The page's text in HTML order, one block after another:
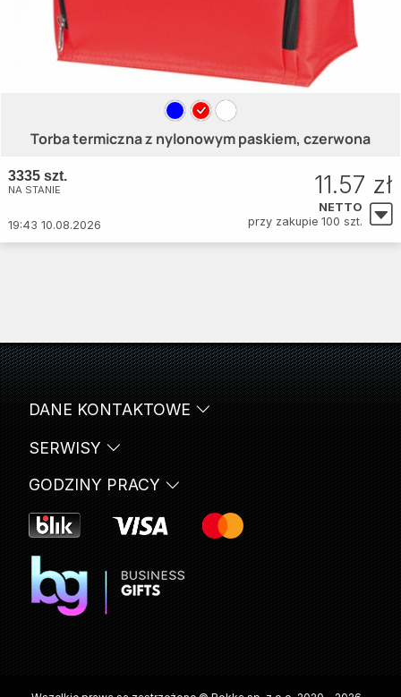
Torba termiczna z nylonowym paskiem, czerwona
3335 szt.
NA STANIE
19:43 10.08.2026
11.57 zł
NETTO
przy zakupie 100 szt.
SERWISY
DANE KONTAKTOWE
GODZINY PRACY